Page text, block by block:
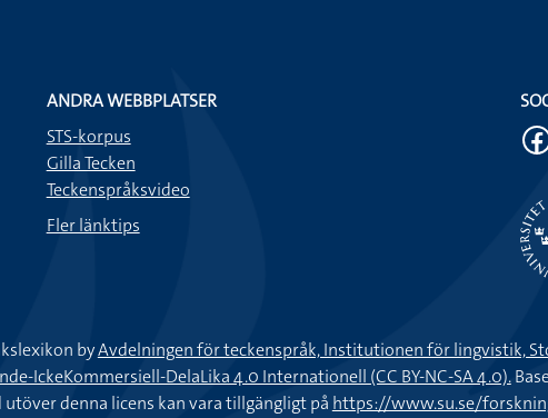
ANDRA WEBBPLATSER
STS-korpus
Gilla Tecken
Teckenspråksvideo
Fler länktips
byAvdelningen för teckenspråk, Institutionen för lingvistik,
IckeKommersiell-DelaLika 4.0 Internationell (CC BY-NC-SA 4.0).
utöver denna licens kan vara tillgängligt på https://www.su.se/